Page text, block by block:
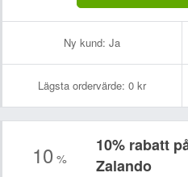
Ny kund: Ja
Lägsta ordervärde: 0 kr
10 %
10% rabatt
Zalando